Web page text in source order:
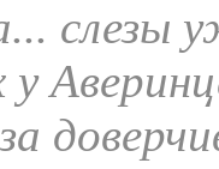
слезы
у